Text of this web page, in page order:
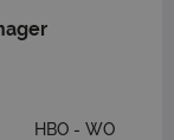
HBO - WO